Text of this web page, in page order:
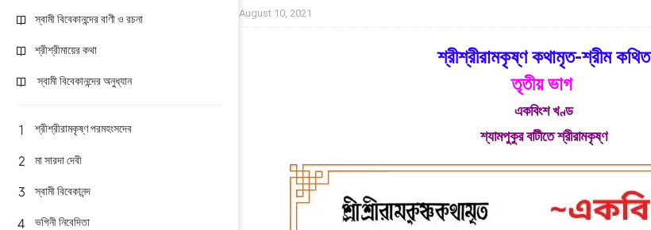
স্বামী বিবেকানন্দের বাণী ও রচনা
শ্রীশ্রীমায়ের কথা
স্বামী বিবেকানন্দের অনুধ্যান
শ্রীশ্রীরামকৃষ্ণ পরমহংসদেব
মা সারদা দেবী
স্বামী বিবেকানন্দ
ভগিনী নিবেদিতা
August 10, 2021
শ্রীশ্রীরামকৃষ্ণ কথামৃত-শ্রীম কথিত
তৃতীয় ভাগ
একবিংশ খণ্ড
শ্যামপুকুর বাটীতে শ্রীরামকৃষ্ণ